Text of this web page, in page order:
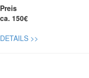
Preis
ca. 150€
DETAILS >>